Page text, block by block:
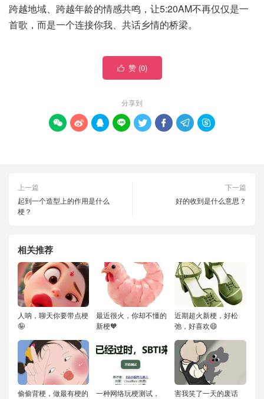
跨越地域、跨越年龄的情感共鸣，让5:20AM不再仅仅是一
首歌，而是一个连接你我、共话乡情的桥梁。
 赞 (0)
分享到
       
上一篇
起到一个造型上的作用是什么
梗？
下一篇
好的收到是什么意思？
相关推荐
人呐，聊天你要带点梗
🤪
最近很火，你却不懂的
新梗🧡
近期超火新梗，好松
弛，好喜欢😄
偷偷背梗，做最有梗的
一种网络玩梗测试，
害我笑了一天的废话